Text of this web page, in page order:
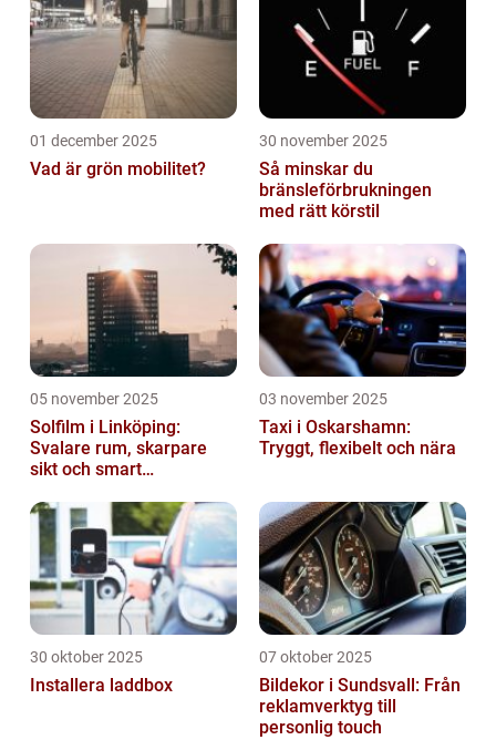
01 december 2025
Vad är grön mobilitet?
30 november 2025
Så minskar du
bränsleförbrukningen
med rätt körstil
05 november 2025
Solfilm i Linköping:
Svalare rum, skarpare
sikt och smart
03 november 2025
Taxi i Oskarshamn:
Tryggt, flexibelt och nära
30 oktober 2025
Installera laddbox
07 oktober 2025
Bildekor i Sundsvall: Från
reklamverktyg till
personlig touch